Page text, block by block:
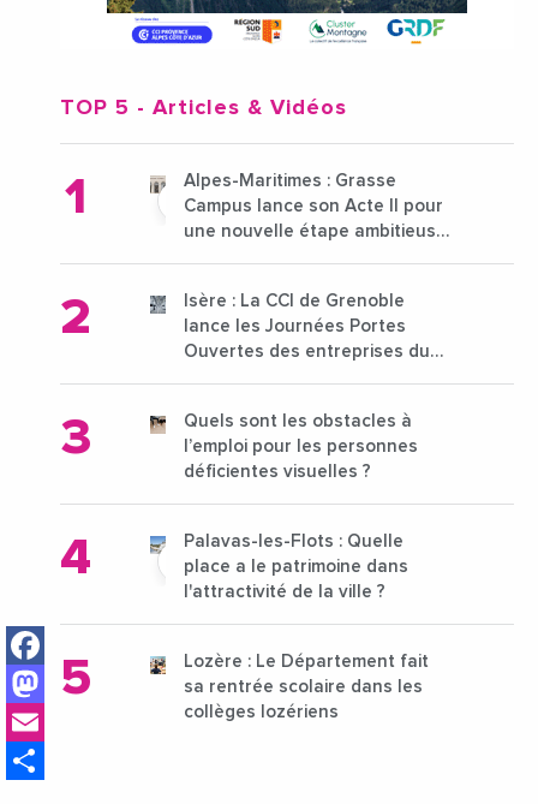
Facebook
Mastodon
TOP 5 - Articles & Vidéos
Alpes-Maritimes : Grasse
Campus lance son Acte II pour
une nouvelle étape ambitieuse
Isère : La CCI de Grenoble
lance les Journées Portes
Ouvertes des entreprises du
Quels sont les obstacles à
l’emploi pour les personnes
déficientes visuelles ?
Palavas-les-Flots : Quelle
place a le patrimoine dans
l'attractivité de la ville ?
Lozère : Le Département fait
sa rentrée scolaire dans les
collèges lozériens